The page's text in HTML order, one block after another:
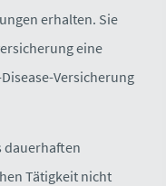
erhalten. Sie
eine
Versicherung
dauerhaften
Tätigkeit nicht